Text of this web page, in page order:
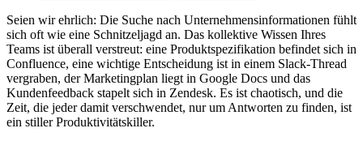
Seien wir ehrlich: Die Suche nach Unternehmensinformationen fühlt
sich oft wie eine Schnitzeljagd an. Das kollektive Wissen Ihres
Teams ist überall verstreut: eine Produktspezifikation befindet sich in
Confluence, eine wichtige Entscheidung ist in einem Slack-Thread
vergraben, der Marketingplan liegt in Google Docs und das
Kundenfeedback stapelt sich in Zendesk. Es ist chaotisch, und die
Zeit, die jeder damit verschwendet, nur um Antworten zu finden, ist
ein stiller Produktivitätskiller.